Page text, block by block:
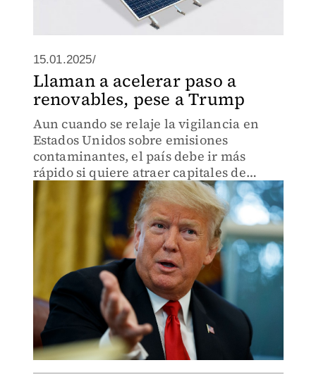
15.01.2025/
Llaman a acelerar paso a
renovables, pese a Trump
Aun cuando se relaje la vigilancia en
Estados Unidos sobre emisiones
contaminantes, el país debe ir más
rápido si quiere atraer capitales de
nearshoring.